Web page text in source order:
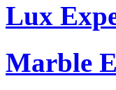
Lux
Marble